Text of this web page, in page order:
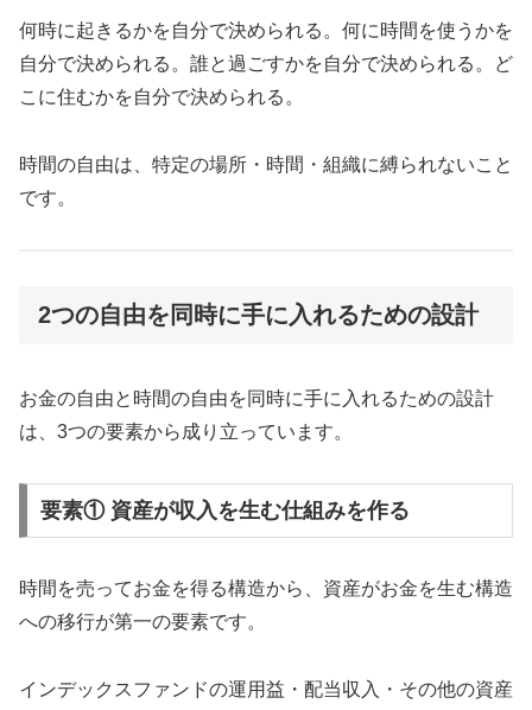
何時に起きるかを自分で決められる。何に時間を使うかを
自分で決められる。誰と過ごすかを自分で決められる。ど
こに住むかを自分で決められる。
時間の自由は、特定の場所・時間・組織に縛られないこと
です。
2つの自由を同時に手に入れるための設計
お金の自由と時間の自由を同時に手に入れるための設計
は、3つの要素から成り立っています。
要素① 資産が収入を生む仕組みを作る
時間を売ってお金を得る構造から、資産がお金を生む構造
への移行が第一の要素です。
インデックスファンドの運用益・配当収入・その他の資産